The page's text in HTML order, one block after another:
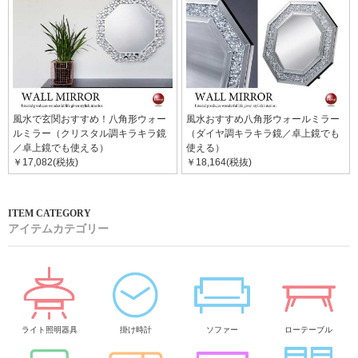
風水で玄関おすすめ！八角形ウォー
ルミラー（クリスタル調キラキラ鏡
／卓上鏡でも使える）
￥17,082(税抜)
風水おすすめ八角形ウォールミラー
（ダイヤ調キラキラ鏡／卓上鏡でも
使える）
￥18,164(税抜)
アイテムカテゴリー
ライト照明器具 掛け時計 ソファー ローテーブル